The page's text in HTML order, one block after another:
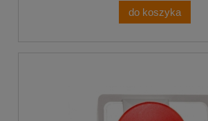
do koszyka